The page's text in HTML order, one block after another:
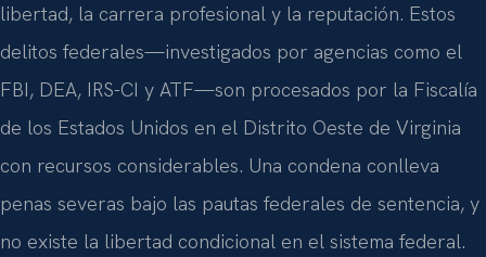
libertad, la carrera profesional y la reputación. Estos
delitos federales—investigados por agencias como el
FBI, DEA, IRS-CI y ATF—son procesados por la Fiscalía
de los Estados Unidos en el Distrito Oeste de Virginia
con recursos considerables. Una condena conlleva
penas severas bajo las pautas federales de sentencia, y
no existe la libertad condicional en el sistema federal.